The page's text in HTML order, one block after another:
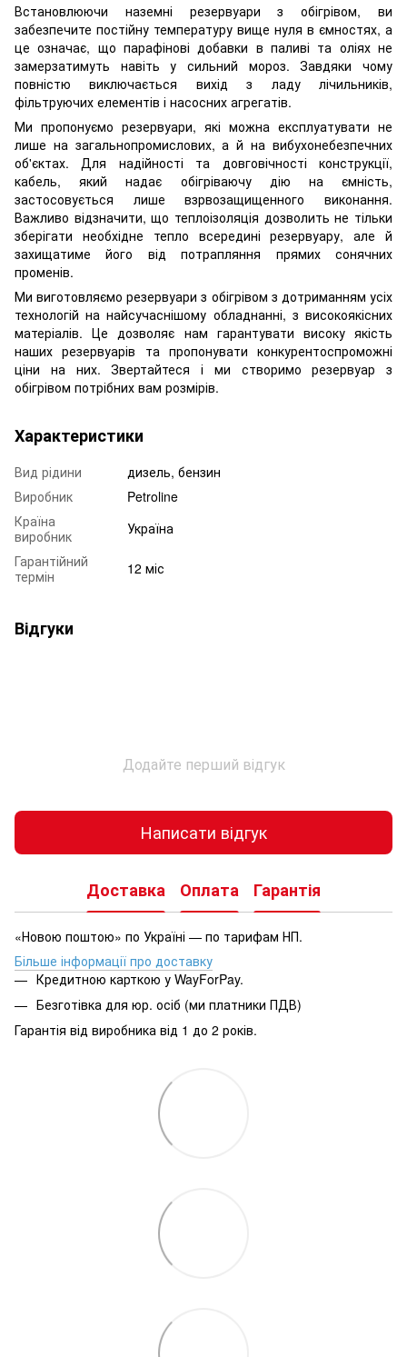
Встановлюючи наземні резервуари з обігрівом, ви
забезпечите постійну температуру вище нуля в ємностях, а
це означає, що парафінові добавки в паливі та оліях не
замерзатимуть навіть у сильний мороз. Завдяки чому
повністю виключається вихід з ладу лічильників,
фільтруючих елементів і насосних агрегатів.
Ми пропонуємо резервуари, які можна експлуатувати не
лише на загальнопромислових, а й на вибухонебезпечних
об'єктах. Для надійності та довговічності конструкції,
кабель, який надає обігріваючу дію на ємність,
застосовується лише взрвозащищенного виконання.
Важливо відзначити, що теплоізоляція дозволить не тільки
зберігати необхідне тепло всередині резервуару, але й
захищатиме його від потрапляння прямих сонячних
променів.
Ми виготовляємо резервуари з обігрівом з дотриманням усіх
технологій на найсучаснішому обладнанні, з високоякісних
матеріалів. Це дозволяє нам гарантувати високу якість
наших резервуарів та пропонувати конкурентоспроможні
ціни на них. Звертайтеся і ми створимо резервуар з
обігрівом потрібних вам розмірів.
Характеристики
Вид рідини
дизель, бензин
Виробник
Petroline
Країна
виробник
Україна
Гарантійний
термін
12 міс
Відгуки
Додайте перший відгук
Написати відгук
Доставка Оплата Гарантія
«Новою поштою» по Україні — по тарифам НП.
Більше інформації про доставку
Кредитною карткою у WayForPay.
Безготівка для юр. осіб (ми платники ПДВ)
Гарантія від виробника від 1 до 2 років.